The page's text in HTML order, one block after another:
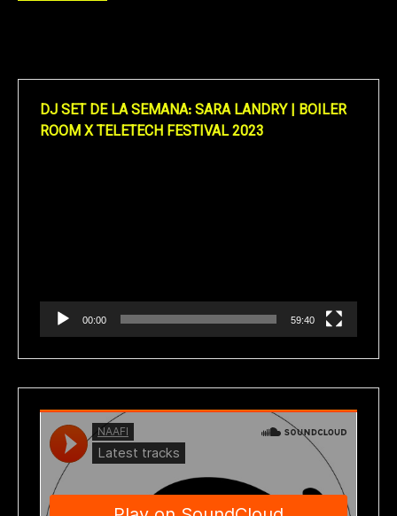
DJ SET DE LA SEMANA: SARA LANDRY | BOILER
ROOM X TELETECH FESTIVAL 2023
00:00 59:40